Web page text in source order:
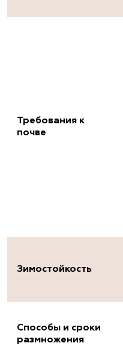
Требования к
почве
Зимостойкость
Способы и сроки
размножения